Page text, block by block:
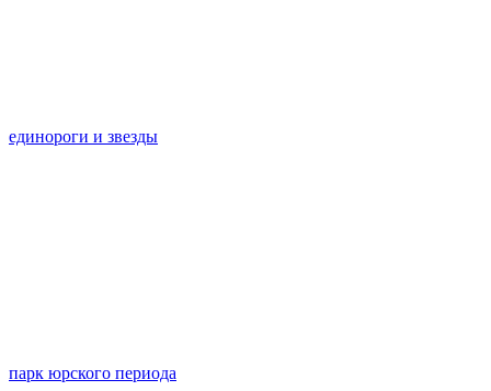
единороги и звезды
парк юрского периода